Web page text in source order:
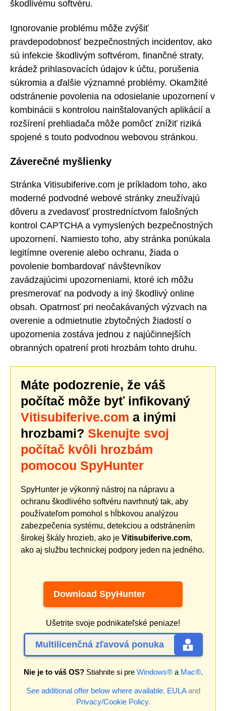
škodlivému softvéru.
Ignorovanie problému môže zvýšiť
pravdepodobnosť bezpečnostných incidentov, ako
sú infekcie škodlivým softvérom, finančné straty,
krádež prihlasovacích údajov k účtu, porušenia
súkromia a ďalšie významné problémy. Okamžité
odstránenie povolenia na odosielanie upozornení v
kombinácii s kontrolou nainštalovaných aplikácií a
rozšírení prehliadača môže pomôcť znížiť riziká
spojené s touto podvodnou webovou stránkou.
Záverečné myšlienky
Stránka Vitisubiferive.com je príkladom toho, ako
moderné podvodné webové stránky zneužívajú
dôveru a zvedavosť prostredníctvom falošných
kontrol CAPTCHA a vymyslených bezpečnostných
upozornení. Namiesto toho, aby stránka ponúkala
legitímne overenie alebo ochranu, žiada o
povolenie bombardovať návštevníkov
zavádzajúcimi upozorneniami, ktoré ich môžu
presmerovať na podvody a iný škodlivý online
obsah. Opatrnosť pri neočakávaných výzvach na
overenie a odmietnutie zbytočných žiadostí o
upozornenia zostáva jednou z najúčinnejších
obranných opatrení proti hrozbám tohto druhu.
Máte podozrenie, že váš
počítač môže byť infikovaný
Vitisubiferive.com a inými
hrozbami? Skenujte svoj
počítač kvôli hrozbám
pomocou SpyHunter
SpyHunter je výkonný nástroj na nápravu a
ochranu škodlivého softvéru navrhnutý tak, aby
používateľom pomohol s hĺbkovou analýzou
zabezpečenia systému, detekciou a odstránením
širokej škály hrozieb, ako je Vitisubiferive.com,
ako aj službu technickej podpory jeden na jedného.
Download SpyHunter
Ušetrite svoje podnikateľské peniaze!
Multilicenčná zľavová ponuka
Nie je to váš OS?Stiahnite si pre Windows®a Mac®.
See additional offer below where available. EULAand
Privacy/Cookie Policy.